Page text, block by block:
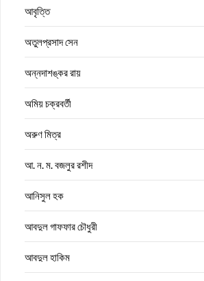
আবৃত্তি
অতুলপ্রসাদ সেন
অন্নদাশঙ্কর রায়
অমিয় চক্রবর্তী
অরুণ মিত্র
আ. ন. ম. বজলুর রশীদ
আনিসুল হক
আবদুল গাফফার চৌধুরী
আবদুল হাকিম